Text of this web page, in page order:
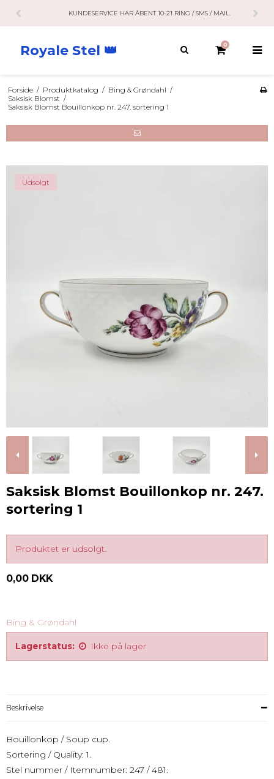
KUNDESERVICE HAR ÅBENT 10-21 RING / SMS / MAIL.
Royale Stel 👑 0
Forside / Produktkatalog / Bing & Grøndahl /
Saksisk Blomst /
Saksisk Blomst Bouillonkop nr. 247. sortering 1
Udsolgt
Saksisk Blomst Bouillonkop nr. 247.
sortering 1
Produktet er udsolgt.
0,00 DKK
Bing & Grøndahl
Lagerstatus: Ikke på lager
Beskrivelse
Bouillonkop / Soup cup.
Sortering / Quality: 1.
Stel nummer / Itemnumber: 247 / 481.